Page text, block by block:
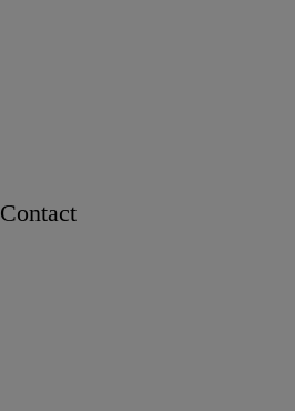
Contact